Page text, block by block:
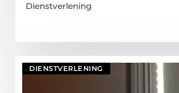
Dienstverlening
DIENSTVERLENING